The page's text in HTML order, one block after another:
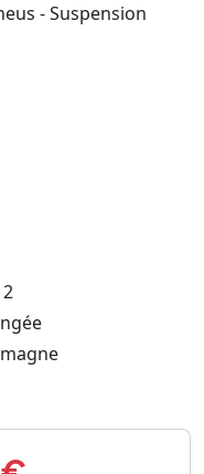
- Suspension